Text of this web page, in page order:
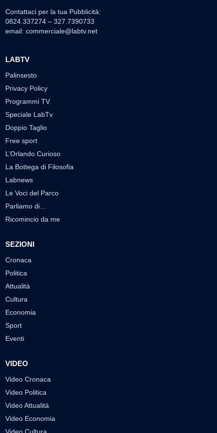
Contattaci per la tua Pubblicità:
0824.337274 – 327.7390733
email: commerciale@labtv.net
LABTV
Palinsesto
Privacy Policy
Programmi TV
Speciale LabTv
Doppio Taglio
Free sport
L’Orlando Curioso
La Bottega di Filosofia
Labnews
Le Voci del Parco
Parliamo di…
Ricomincio da me
SEZIONI
Cronaca
Politica
Attualità
Cultura
Economia
Sport
Eventi
VIDEO
Video Cronaca
Video Politica
Video Attualità
Video Economia